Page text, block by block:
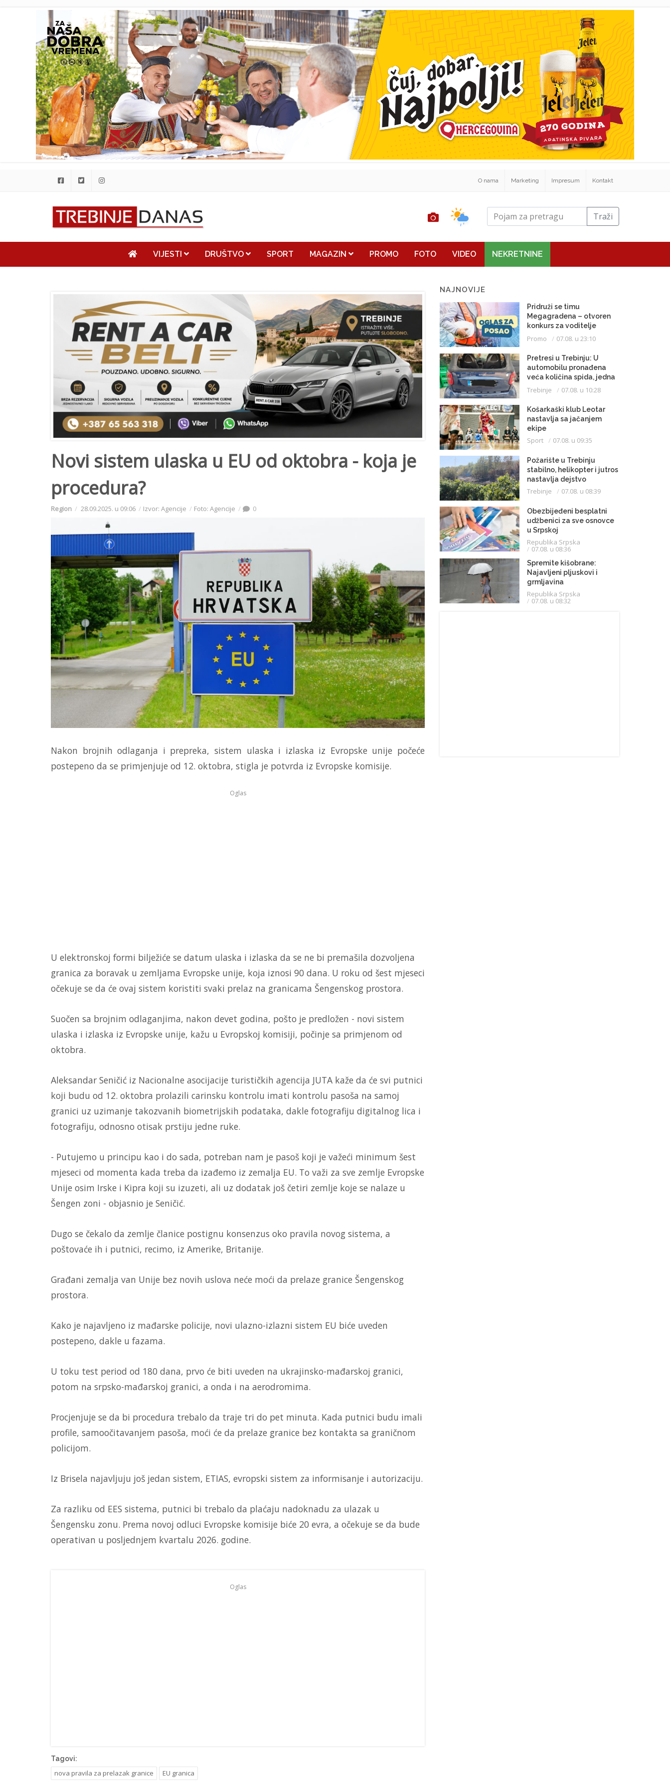
O nama Marketing Impresum Kontakt
Traži
VIJESTI DRUŠTVO SPORT MAGAZIN PROMO FOTO VIDEO NEKRETNINE
Novi sistem ulaska u EU od oktobra - koja je
procedura?
Region 28.09.2025. u 09:06 Izvor: Agencije Foto: Agencije 0
Nakon brojnih odlaganja i prepreka, sistem ulaska i izlaska iz Evropske unije počeće
postepeno da se primjenjuje od 12. oktobra, stigla je potvrda iz Evropske komisije.
Oglas
U elektronskoj formi bilježiće se datum ulaska i izlaska da se ne bi premašila dozvoljena
granica za boravak u zemljama Evropske unije, koja iznosi 90 dana. U roku od šest mjeseci
očekuje se da će ovaj sistem koristiti svaki prelaz na granicama Šengenskog prostora.
Suočen sa brojnim odlaganjima, nakon devet godina, pošto je predložen - novi sistem
ulaska i izlaska iz Evropske unije, kažu u Evropskoj komisiji, počinje sa primjenom od
oktobra.
Aleksandar Seničić iz Nacionalne asocijacije turističkih agencija JUTA kaže da će svi putnici
koji budu od 12. oktobra prolazili carinsku kontrolu imati kontrolu pasoša na samoj
granici uz uzimanje takozvanih biometrijskih podataka, dakle fotografiju digitalnog lica i
fotografiju, odnosno otisak prstiju jedne ruke.
- Putujemo u principu kao i do sada, potreban nam je pasoš koji je važeći minimum šest
mjeseci od momenta kada treba da izađemo iz zemalja EU. To važi za sve zemlje Evropske
Unije osim Irske i Kipra koji su izuzeti, ali uz dodatak još četiri zemlje koje se nalaze u
Šengen zoni - objasnio je Seničić.
Dugo se čekalo da zemlje članice postignu konsenzus oko pravila novog sistema, a
poštovaće ih i putnici, recimo, iz Amerike, Britanije.
Građani zemalja van Unije bez novih uslova neće moći da prelaze granice Šengenskog
prostora.
Kako je najavljeno iz mađarske policije, novi ulazno-izlazni sistem EU biće uveden
postepeno, dakle u fazama.
U toku test period od 180 dana, prvo će biti uveden na ukrajinsko-mađarskoj granici,
potom na srpsko-mađarskoj granici, a onda i na aerodromima.
Procjenjuje se da bi procedura trebalo da traje tri do pet minuta. Kada putnici budu imali
profile, samoočitavanjem pasoša, moći će da prelaze granice bez kontakta sa graničnom
policijom.
Iz Brisela najavljuju još jedan sistem, ETIAS, evropski sistem za informisanje i autorizaciju.
Za razliku od EES sistema, putnici bi trebalo da plaćaju nadoknadu za ulazak u
Šengensku zonu. Prema novoj odluci Evropske komisije biće 20 evra, a očekuje se da bude
operativan u posljednjem kvartalu 2026. godine.
Oglas
Tagovi:
nova pravila za prelazak granice EU granica
NAJNOVIJE
Pridruži se timu
Megagradena – otvoren
konkurs za voditelje
gradilišta
Promo 07.08. u 23:10
Pretresi u Trebinju: U
automobilu pronađena
veća količina spida, jedna
osoba uhapšena
Trebinje 07.08. u 10:28
Košarkaški klub Leotar
nastavlja sa jačanjem
ekipe
Sport 07.08. u 09:35
Požarište u Trebinju
stabilno, helikopter i jutros
nastavlja dejstvo
Trebinje 07.08. u 08:39
Obezbijeđeni besplatni
udžbenici za sve osnovce
u Srpskoj
Republika Srpska
07.08. u 08:36
Spremite kišobrane:
Najavljeni pljuskovi i
grmljavina
Republika Srpska
07.08. u 08:32